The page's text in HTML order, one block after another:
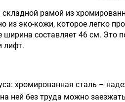
рамой из
из эко-кожи, которое легко
ширина составляет 46 см. Это
лифт.
хромированная сталь –
ней без труда можно